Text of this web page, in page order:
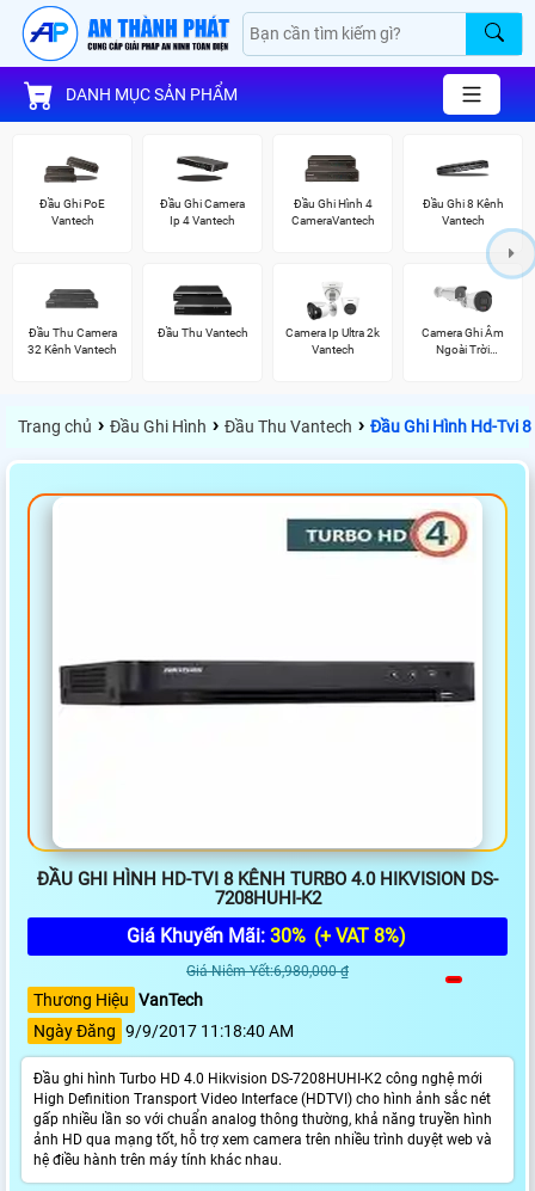
DANH MỤC SẢN PHẨM
Đầu Ghi PoE
Vantech
Đầu Ghi Camera
Ip 4 Vantech
Đầu Ghi Hình 4
CameraVantech
Đầu Ghi 8 Kênh
Vantech
Đầu Thu Camera
32 Kênh Vantech
Đầu Thu Vantech
Camera Ip Ultra 2k
Vantech
Camera Ghi Âm
Ngoài Trời
Trang chủ › Đầu Ghi Hình › Đầu Thu Vantech › Đầu Ghi Hình Hd-Tvi
ĐẦU GHI HÌNH HD-TVI 8 KÊNH TURBO 4.0 HIKVISION DS-
7208HUHI-K2
Giá Khuyến Mãi: 30% (+ VAT 8%)
Giá Niêm Yết:6,980,000 ₫
Thương Hiệu VanTech
Ngày Đăng 9/9/2017 11:18:40 AM
Đầu ghi hình Turbo HD 4.0 Hikvision DS-7208HUHI-K2 công nghệ mới
High Definition Transport Video Interface (HDTVI) cho hình ảnh sắc nét
gấp nhiều lần so với chuẩn analog thông thường, khả năng truyền hình
ảnh HD qua mạng tốt, hỗ trợ xem camera trên nhiều trình duyệt web và
hệ điều hành trên máy tính khác nhau.